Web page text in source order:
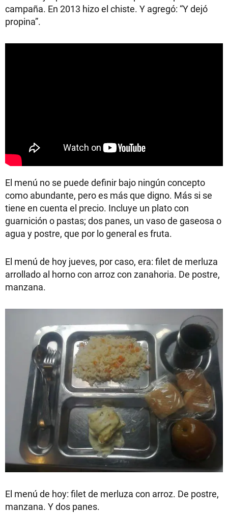
campaña. En 2013 hizo el chiste. Y agregó: “Y dejó
propina”.
El menú no se puede definir bajo ningún concepto
como abundante, pero es más que digno. Más si se
tiene en cuenta el precio. Incluye un plato con
guarnición o pastas; dos panes, un vaso de gaseosa o
agua y postre, que por lo general es fruta.
El menú de hoy jueves, por caso, era: filet de merluza
arrollado al horno con arroz con zanahoria. De postre,
manzana.
El menú de hoy: filet de merluza con arroz. De postre,
manzana. Y dos panes.